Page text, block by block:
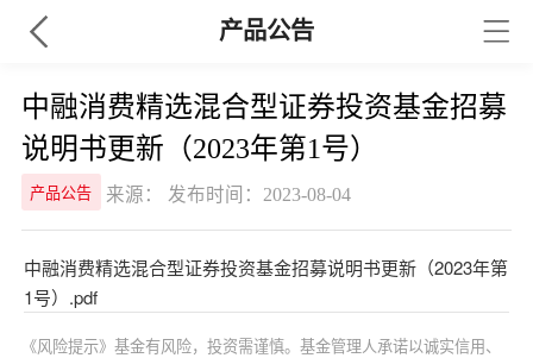
产品公告
中融消费精选混合型证券投资基金招募
说明书更新（2023年第1号）
产品公告 来源： 发布时间：2023-08-04
中融消费精选混合型证券投资基金招募说明书更新（2023年第
1号）.pdf
《风险提示》基金有风险，投资需谨慎。基金管理人承诺以诚实信用、